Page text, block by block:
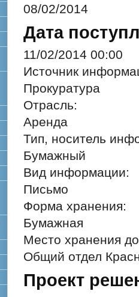
08/02/2014
Дата
11/02/2014 00:00
Источник
Прокуратура
Отрасль:
Аренда
Тип, носитель
Бумажный
Вид информации:
Письмо
Форма хранения:
Бумажная
Место хранения
Общий отдел
Проект